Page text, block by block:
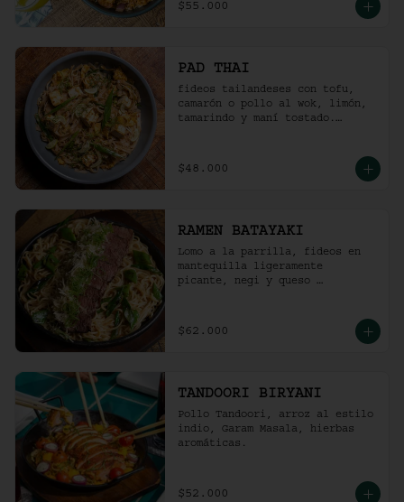
$55.000
PAD THAI
fideos tailandeses con tofu,
camarón o pollo al wok, limón,
tamarindo y maní tostado.
$48.000
RAMEN BATAYAKI
Lomo a la parrilla, fideos en
mantequilla ligeramente
picante, negi y queso
$62.000
TANDOORI BIRYANI
Pollo Tandoori, arroz al estilo
indio, Garam Masala, hierbas
aromáticas.
$52.000